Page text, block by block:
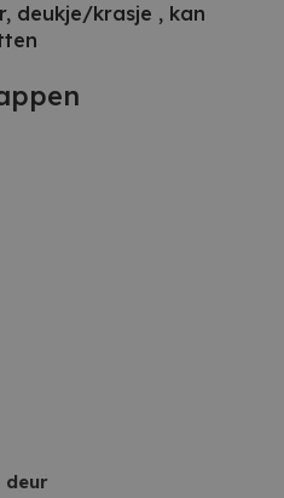
deukje/krasje , kan
deur